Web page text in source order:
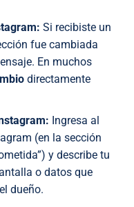
Si recibiste un
fue cambiada
En muchos
directamente
Ingresa al
(en la sección
y describe tu
o datos que
dueño.